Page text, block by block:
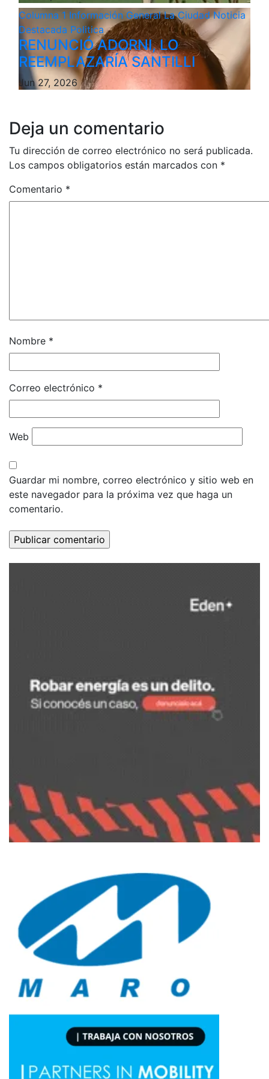
Columna 1 Información GeneralLa CiudadNoticia
Destacada Politica
RENUNCIÓ ADORNI, LO
REEMPLAZARÍA SANTILLI
Jun 27, 2026
Deja un comentario
Tu dirección de correo electrónico no será publicada.
Los campos obligatorios están marcados con *
Comentario *
Nombre *
Correo electrónico *
Web
Guardar mi nombre, correo electrónico y sitio web en
este navegador para la próxima vez que haga un
comentario.